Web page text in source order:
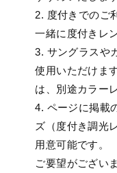
2. 度付きでのご
一緒に度付きレ
3. サングラスや
使用いただけま
は、別途カラー
4. ページに掲載
ズ（度付き調光
用意可能です。
ご要望がござい